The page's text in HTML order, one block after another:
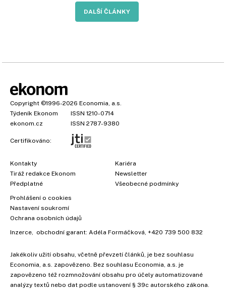
DALŠÍ ČLÁNKY
Copyright ©1996-2026 Economia, a.s.
Týdeník Ekonom
ISSN 1210-0714
ekonom.cz
ISSN 2787-9380
Certifikováno:
Kontakty
Tiráž redakce Ekonom
Předplatné
Kariéra
Newsletter
Všeobecné podmínky
Prohlášení o cookies
Nastavení soukromí
Ochrana osobních údajů
Inzerce, obchodní garant: Adéla Formáčková, +420 739 500 832
Jakékoliv užití obsahu, včetně převzetí článků, je bez souhlasu
Economia, a.s. zapovězeno. Bez souhlasu Economia, a.s. je
zapovězeno též rozmnožování obsahu pro účely automatizované
analýzy textů nebo dat podle ustanovení § 39c autorského zákona.